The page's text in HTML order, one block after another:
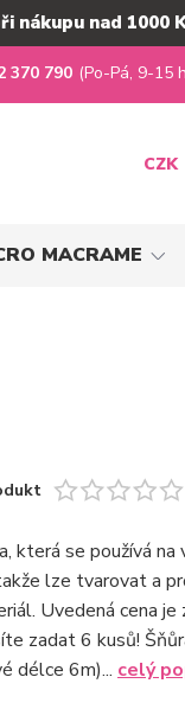
nákupu nad 1000
CZK
370 790 (Po-Pá, 9-15
MACRAME
která se používá
lze tvarovat a
Uvedená cena
zadat 6 kusů!
délce 6m)... celý